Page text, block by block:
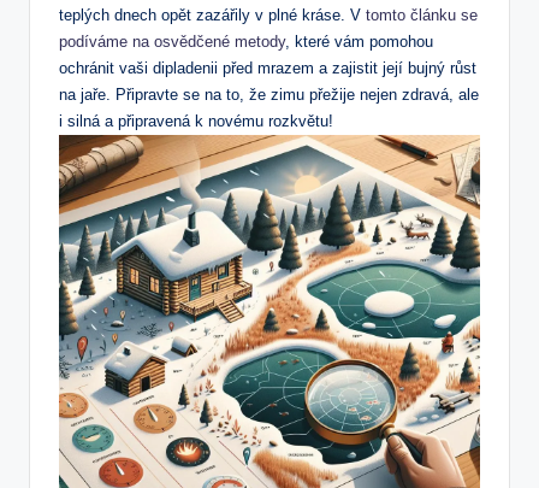
teplých dnech opět zazářily v plné kráse. V tomto článku se
podíváme na osvědčené metody, které vám ⁢pomohou
ochránit vaši ‍dipladenii před mrazem a zajistit její bujný růst
na jaře. Připravte se na to, že zimu přežije nejen zdravá, ale
i silná a ‍připravená k novému rozkvětu!